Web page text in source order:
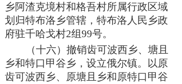
乡阿渣克境村和格吾村所属行政区域
划归特布洛乡管辖，特布洛人民乡政
府驻千哈戈村2组99号。
（十六） 撤销齿可波西乡、塘且
乡和特口甲谷乡，设立俄尔镇。以原
齿可波西乡、原塘且乡和原特口甲谷